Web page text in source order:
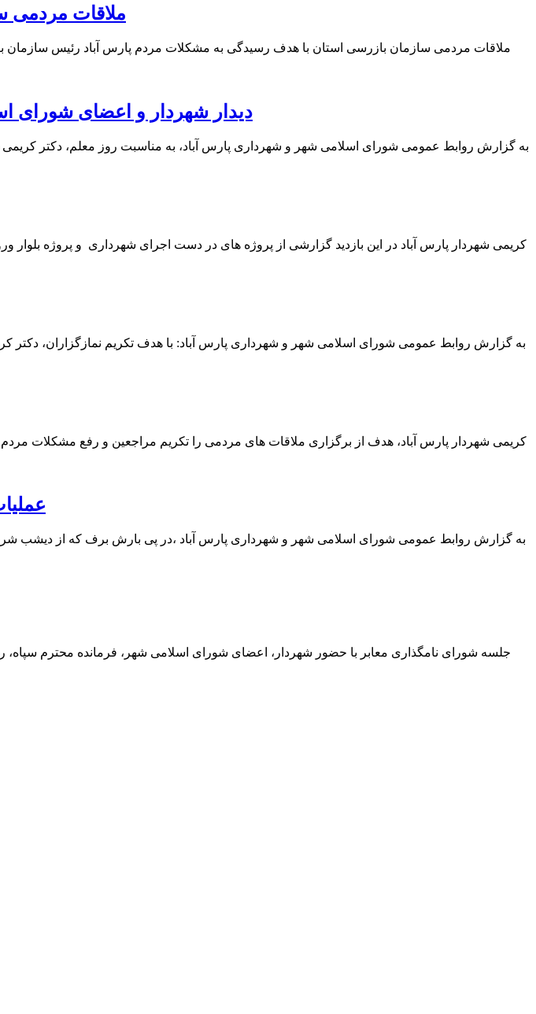
ملاقات مردمی
ملاقات مردمی سازمان بازرسی استان با هدف رسیدگی به مشکلات مردم پارس آباد رئیس
دیدار شهردار و اعضای شورای
به گزارش روابط عمومی شورای اسلامی شهر و شهرداری پارس آباد، به مناسبت روز معلم، دکتر
کریمی شهردار پارس آباد در این بازدید گزارشی از پروژه های در دست اجرای شهرداری و پروژه
به گزارش روابط عمومی شورای اسلامی شهر و شهرداری پارس آباد: با هدف تکریم نمازگزاران، دکتر
کریمی شهردار پارس آباد، هدف از برگزاری ملاقات های مردمی را تکریم مراجعین و رفع مشکلات
به گزارش روابط عمومی شورای اسلامی شهر و شهرداری پارس آباد ،در پی بارش برف که از دیشب
جلسه شورای نامگذاری معابر با حضور شهردار، اعضای شورای اسلامی شهر، فرمانده محترم سپاه،